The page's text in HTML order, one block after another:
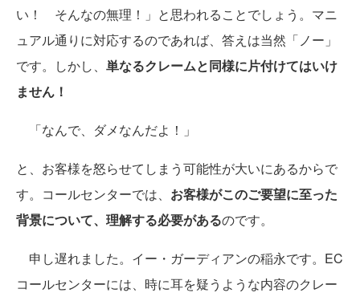
い！ そんなの無理！」と思われることでしょう。マニ
ュアル通りに対応するのであれば、答えは当然「ノー」
です。しかし、 単なるクレームと同様に片付けてはいけ
ません！
「なんで、ダメなんだよ！」
と、お客様を怒らせてしまう可能性が大いにあるからで
す。コールセンターでは、 お客様がこのご要望に至った
背景について、理解する必要があるのです。
申し遅れました。イー・ガーディアンの稲永です。EC
コールセンターには、時に耳を疑うような内容のクレー